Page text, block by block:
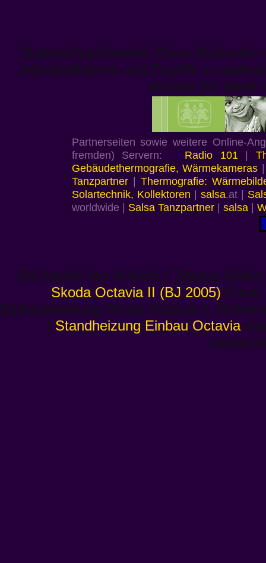
Datenschutzhinweis: Diese Webseite
individualisieren und Zugriffe zu
können Sie diese
Partnerseiten sowie weitere Online-
fremden) Servern: Radio 101 |
Gebäudethermografie, Wärmekameras
Tanzpartner| Thermografie:
Solartechnik, Kollektoren | salsa.at |
worldwide | Salsa Tanzpartner| salsa |
Stichworte des Artikels / Thema:
Skoda Octavia II (BJ 2005) Fotos
Einbauanleitung Skoda Octavia 2,
| Standheizung Einbau Octavia